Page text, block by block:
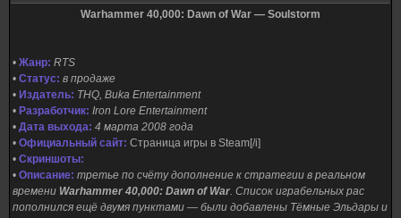
Warhammer 40,000: Dawn of War — Soulstorm
• Жанр: RTS
• Статус: в продаже
• Издатель: THQ, Buka Entertainment
• Разработчик: Iron Lore Entertainment
• Дата выхода: 4 марта 2008 года
• Официальный сайт: Страница игры в Steam[/i]
• Скриншоты:
• Описание: третье по счёту дополнение к стратегии в реальном
времени Warhammer 40,000: Dawn of War. Список играбельных рас
пополнился ещё двумя пунктами — были добавлены Тёмные Эльдары и